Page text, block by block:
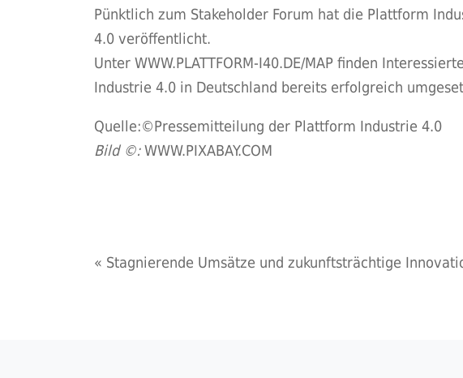
Pünktlich zum Stakeholder Forum hat die Plattform
4.0 veröffentlicht.
Unter WWW.PLATTFORM-I40.DE/MAPfinden
Industrie 4.0 in Deutschland bereits erfolgreich
Quelle:©Pressemitteilung der Plattform Industrie 4.0
Bild ©: WWW.PIXABAY.COM
« Stagnierende Umsätze und zukunftsträchtige